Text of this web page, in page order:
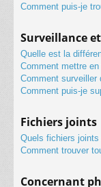
Comment puis-je
Surveillance
Quelle est la
Comment mettre
Comment surveiller
Comment puis-je
Fichiers joints
Quels fichiers
Comment trouver
Concernant